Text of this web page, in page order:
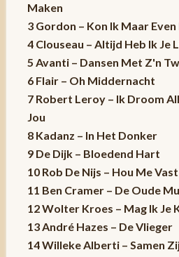
Maken
3 Gordon – Kon Ik Maar Even
4 Clouseau – Altijd Heb Ik Je
5 Avanti – Dansen Met Z'n
6 Flair – Oh Middernacht
7 Robert Leroy – Ik Droom
Jou
8 Kadanz – In Het Donker
9 De Dijk – Bloedend Hart
10 Rob De Nijs – Hou Me Vast
11 Ben Cramer – De Oude
12 Wolter Kroes – Mag Ik Je
13 André Hazes – De Vlieger
14 Willeke Alberti – Samen